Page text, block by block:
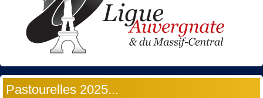
Pastourelles 2025...